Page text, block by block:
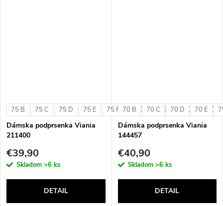
75 B 75 C 75 D 75 E 75 F 75 G 80 B 80 C 80 D
Dámska podprsenka Viania
211400
€39,90
Skladom >6 ks
DETAIL
70 B 70 C 70 D 70 E
Dámska podprsenka Viania
144457
€40,90
Skladom >6 ks
DETAIL